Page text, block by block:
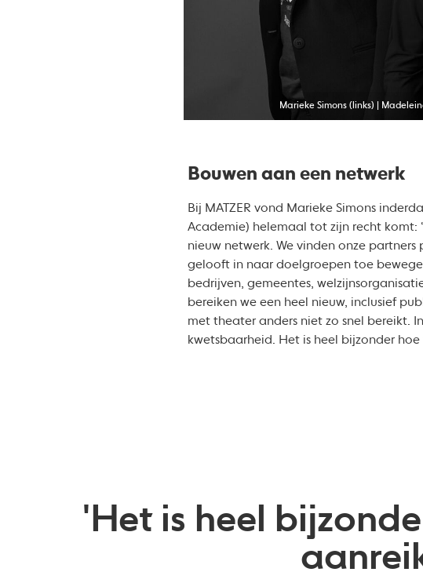
Marieke Simons (links) |
Bouwen aan een netwerk
Bij MATZER vond Marieke Simons
Academie) helemaal tot zijn recht komt:
nieuw netwerk. We vinden onze
gelooft in naar doelgroepen toe
bedrijven, gemeentes,
bereiken we een heel nieuw, inclusief
met theater anders niet zo snel bereikt.
kwetsbaarheid. Het is heel bijzonder
'Het is heel